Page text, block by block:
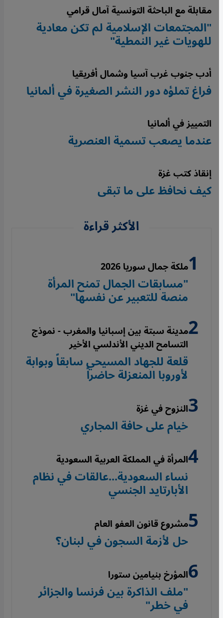
مقابلة مع الباحثة التونسية آمال قرامي
"المجتمعات الإسلامية لم تكن معادية
للهويات غير النمطية"
أدب جنوب غرب آسيا وشمال أفريقيا
فراغ تملؤه دور النشر الصغيرة في ألمانيا
التمييز في ألمانيا
عندما يصعب تسمية العنصرية
إنقاذ كتب غزة
كيف نحافظ على ما تبقى
الأكثر قراءة
ملكة جمال سوريا 2026
"مسابقات الجمال تمنح المرأة
منصة للتعبير عن نفسها"
مدينة سبتة بين إسبانيا والمغرب - نموذج
التسامح الديني الأندلسي الأخير
قلعة للجهاد المسيحي سابقاً وبوابة
لأوروبا المنعزلة حاضراً
النزوح في غزة
خيام على حافة المجاري
المرأة في المملكة العربية السعودية
نساء السعودية...عالقات في نظام
الأبارتايد الجنسي
مشروع قانون العفو العام
حل لأزمة السجون في لبنان؟
المؤرخ بنيامين ستورا
"ملف الذاكرة بين فرنسا والجزائر
في خطر"